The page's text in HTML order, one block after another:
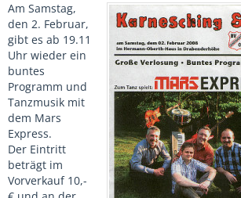
Am Samstag,
den 2. Februar,
gibt es ab 19.11
Uhr wieder ein
buntes
Programm und
Tanzmusik mit
dem Mars
Express.
Der Eintritt
beträgt im
Vorverkauf 10,-